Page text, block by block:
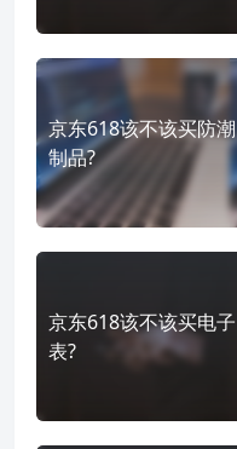
京东618该不该买防潮
制品?
京东618该不该买电子
表?